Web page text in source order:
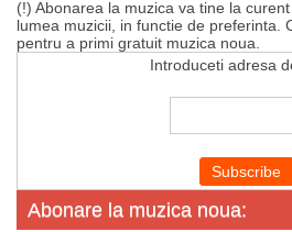
(!) Abonarea la muzica va tine la
lumea muzicii, in functie de preferinta.
pentru a primi gratuit muzica noua.
Introduceti adresa
Abonare la muzica noua: